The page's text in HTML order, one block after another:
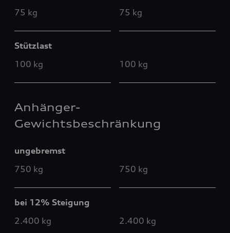
75 kg
75 kg
Stützlast
100 kg
100 kg
Anhänger-
Gewichtsbeschränkung
ungebremst
750 kg
750 kg
bei 12% Steigung
2.400 kg
2.400 kg